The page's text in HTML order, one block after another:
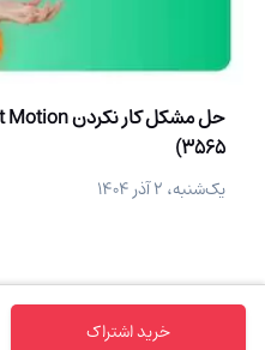
خرید اشتراک
3565)
یک‌شنبه، ۲ آذر ۱۴۰۴